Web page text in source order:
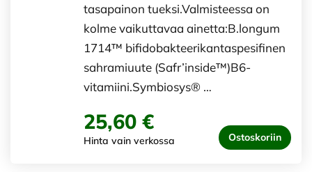
tasapainon tueksi.Valmisteessa on
kolme vaikuttavaa ainetta:B.longum
1714™ bifidobakteerikantaspesifinen
sahramiuute (Safr’inside™)B6-
vitamiini.Symbiosys® …
25,60 €
Hinta vain verkossa Ostoskoriin